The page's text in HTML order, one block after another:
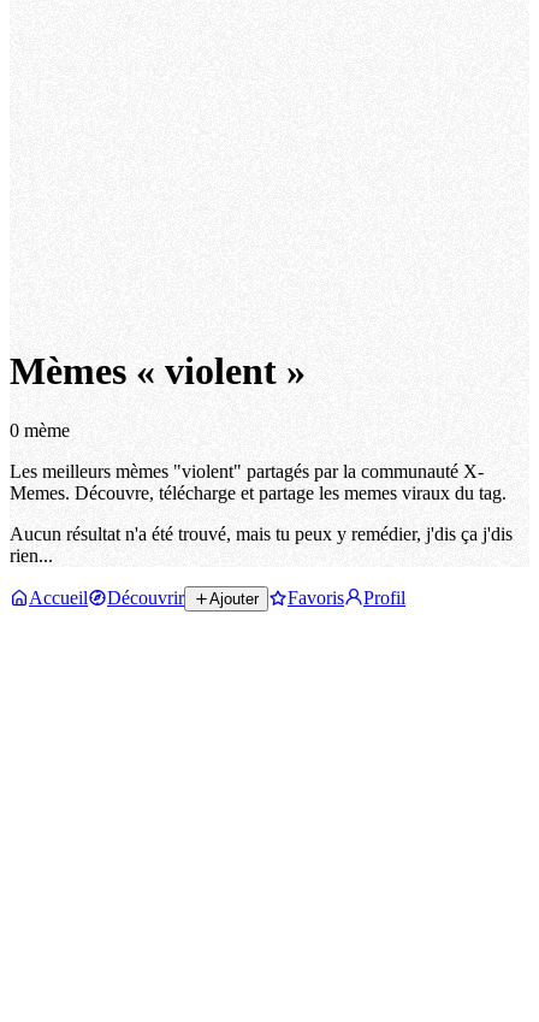
Mèmes « violent »
0 mème
Les meilleurs mèmes "violent" partagés par la communauté X-
Memes. Découvre, télécharge et partage les memes viraux du tag.
Aucun résultat n'a été trouvé, mais tu peux y remédier, j'dis ça j'dis
rien...
Accueil Découvrir Ajouter Favoris Profil